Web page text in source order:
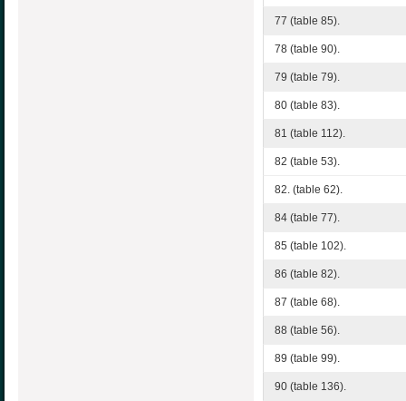
77 (table 85).
78 (table 90).
79 (table 79).
80 (table 83).
81 (table 112).
82 (table 53).
82. (table 62).
84 (table 77).
85 (table 102).
86 (table 82).
87 (table 68).
88 (table 56).
89 (table 99).
90 (table 136).